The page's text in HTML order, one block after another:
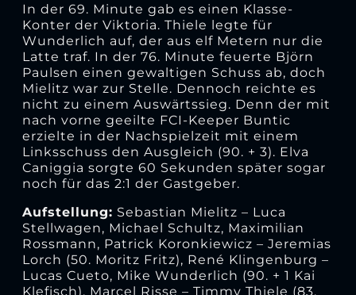
In der 69. Minute gab es einen Klasse-
Konter der Viktoria. Thiele legte für
Wunderlich auf, der aus elf Metern nur die
Latte traf. In der 76. Minute feuerte Björn
Paulsen einen gewaltigen Schuss ab, doch
Mielitz war zur Stelle. Dennoch reichte es
nicht zu einem Auswärtssieg. Denn der mit
nach vorne geeilte FCI-Keeper Buntic
erzielte in der Nachspielzeit mit einem
Linksschuss den Ausgleich (90. + 3). Elva
Caniggia sorgte 60 Sekunden später sogar
noch für das 2:1 der Gastgeber.
Aufstellung: Sebastian Mielitz – Luca
Stellwagen, Michael Schultz, Maximilian
Rossmann, Patrick Koronkiewicz – Jeremias
Lorch (50. Moritz Fritz), René Klingenburg –
Lucas Cueto, Mike Wunderlich (90. + 1 Kai
Klefisch), Marcel Risse – Timmy Thiele (83.